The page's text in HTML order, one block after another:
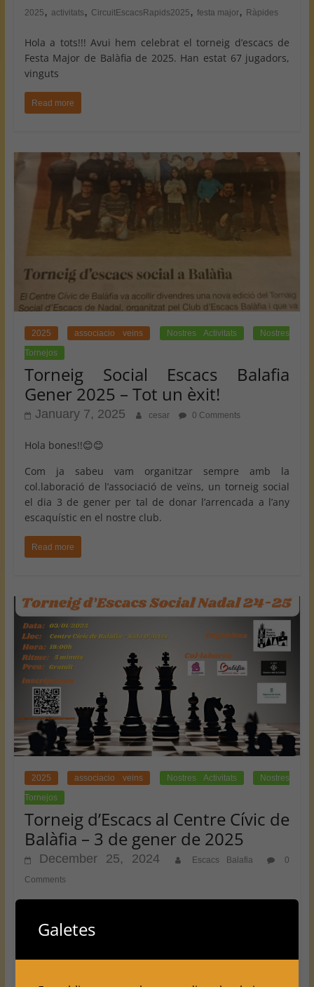
2025, activitats, CircuitEscacsRapids2025, festa major, Ràpides
Hola a tots!!! Avui hem celebrat el torneig d’escacs de
Festa Major de Balàfia de 2025. Han estat 67 jugadors,
vinguts
Read more
2025 associacio veins Nostres Activitats
Nostres
Tornejos
Torneig Social Escacs Balafia
Gener 2025 – Tot un èxit!
January 7, 2025 cesar 0 Comments
Hola bones!!😊😊
Com ja sabeu vam organitzar sempre amb la
col.laboració de l’associació de veïns, un torneig social
el dia 3 de gener per tal de donar l’arrencada a l’any
escaquístic en el nostre club.
Read more
2025 associacio veins Nostres Activitats
Nostres
Tornejos
Torneig d’Escacs al Centre Cívic de
Balàfia – 3 de gener de 2025
December 25, 2024 Escacs Balafia
0
Comments
jugar, no et perdis aquesta oportunitat! El pròxim 3 de
gener de 2025, al Centre Cívic de Balàfia
Galetes